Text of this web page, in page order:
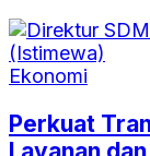
Ekonomi
Perkuat